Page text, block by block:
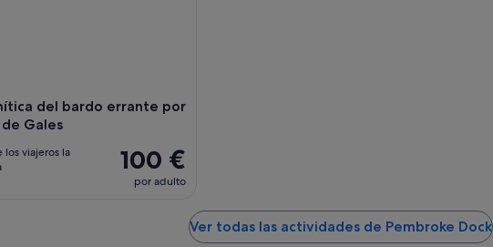
del bardo errante por
Gales
100 €
por adulto
los viajeros la
Ver todas las actividades de Pembroke Dock